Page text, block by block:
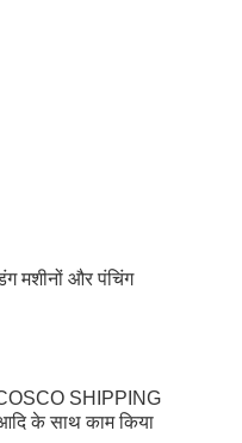
मशीनों और पंचिंग
COSCO SHIPPING
के साथ काम किया